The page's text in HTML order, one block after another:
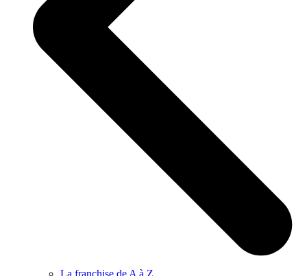
La franchise de A à Z